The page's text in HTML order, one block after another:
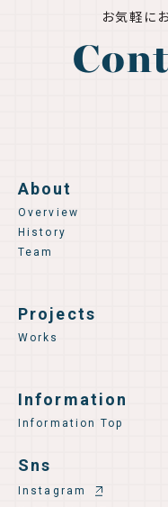
お気軽に
About
Overview
History
Team
Projects
Works
Information
Information Top
Sns
Instagram